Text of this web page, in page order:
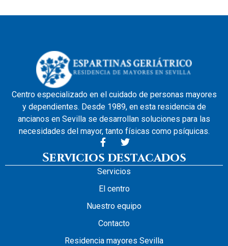
Centro especializado en el cuidado de personas mayores
y dependientes. Desde 1989, en esta residencia de
ancianos en Sevilla se desarrollan soluciones para las
necesidades del mayor, tanto físicas como psíquicas.
Servicios destacados
Servicios
El centro
Nuestro equipo
Contacto
Residencia mayores Sevilla